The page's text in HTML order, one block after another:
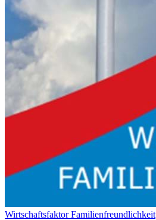
Wirtschaftsfaktor Familienfreundlichkeit